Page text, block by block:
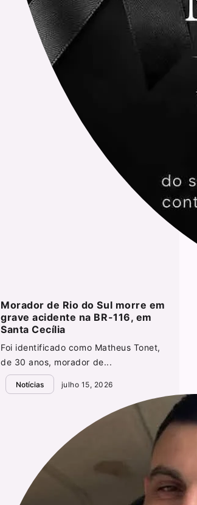
Morador de Rio do Sul morre em
grave acidente na BR-116, em
Santa Cecília
Foi identificado como Matheus Tonet,
de 30 anos, morador de...
Notícias julho 15, 2026